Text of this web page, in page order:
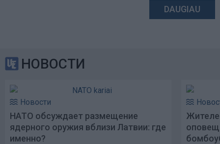
DAUGIAU
НОВОСТИ
Новости
НАТО обсуждает размещение
ядерного оружия вблизи Латвии: где
именно?